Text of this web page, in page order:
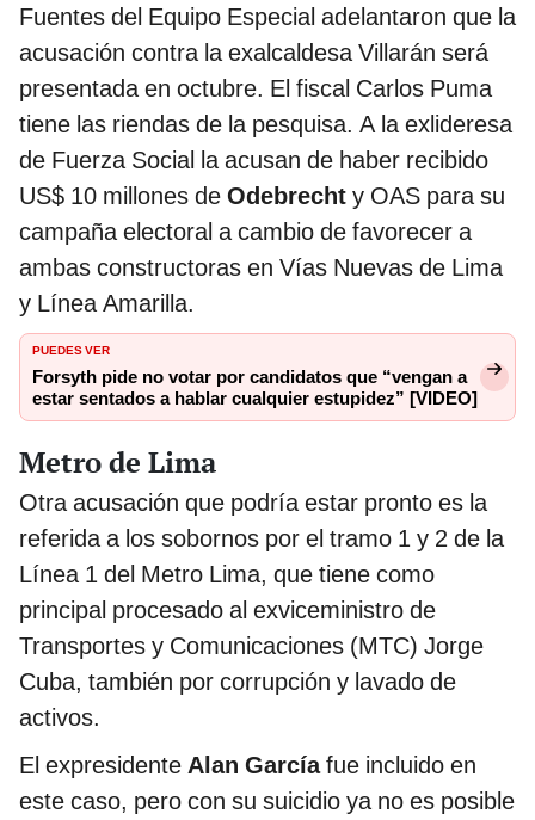
Fuentes del Equipo Especial adelantaron que la
acusación contra la exalcaldesa Villarán será
presentada en octubre. El fiscal Carlos Puma
tiene las riendas de la pesquisa. A la exlideresa
de Fuerza Social la acusan de haber recibido
US$ 10 millones de Odebrecht y OAS para su
campaña electoral a cambio de favorecer a
ambas constructoras en Vías Nuevas de Lima
y Línea Amarilla.
PUEDES VER
Forsyth pide no votar por candidatos que “vengan a
estar sentados a hablar cualquier estupidez” [VIDEO]
Metro de Lima
Otra acusación que podría estar pronto es la
referida a los sobornos por el tramo 1 y 2 de la
Línea 1 del Metro Lima, que tiene como
principal procesado al exviceministro de
Transportes y Comunicaciones (MTC) Jorge
Cuba, también por corrupción y lavado de
activos.
El expresidente Alan Garcíafue incluido en
este caso, pero con su suicidio ya no es posible